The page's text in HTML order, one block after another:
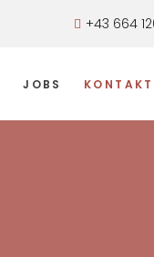
+43 664
JOBS KONTAKT